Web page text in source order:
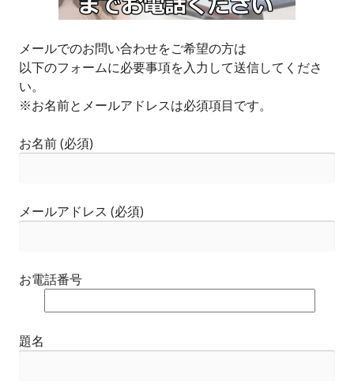
メールでのお問い合わせをご希望の方は
以下のフォームに必要事項を入力して送信してくださ
い。
※お名前とメールアドレスは必須項目です。
お名前 (必須)
メールアドレス (必須)
お電話番号
題名